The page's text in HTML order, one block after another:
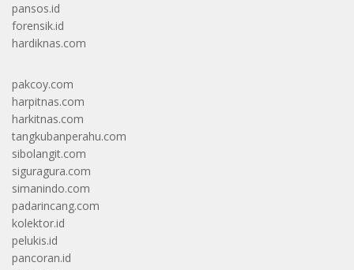
pansos.id
forensik.id
hardiknas.com
pakcoy.com
harpitnas.com
harkitnas.com
tangkubanperahu.com
sibolangit.com
siguragura.com
simanindo.com
padarincang.com
kolektor.id
pelukis.id
pancoran.id